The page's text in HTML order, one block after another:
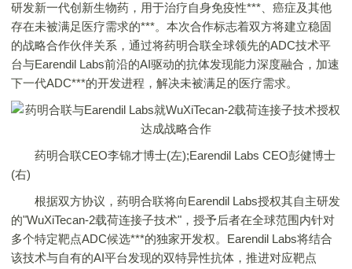
研发新一代创新生物药，用于治疗自身免疫性***、癌症及其他
存在未被满足医疗需求的***。本次合作标志着双方将建立稳固
的战略合作伙伴关系，通过将药明合联全球领先的ADC技术平
台与Earendil Labs前沿的AI驱动的抗体发现能力深度融合，加速
下一代ADC***的开发进程，解决未被满足的医疗需求。
药明合联CEO李锦才博士(左);Earendil Labs CEO彭健博士
(右)
根据双方协议，药明合联将向Earendil Labs授权其自主研发
的"WuXiTecan-2载荷连接子技术"，授予后者在全球范围内针对
多个特定靶点ADC候选***的独家开发权。Earendil Labs将结合
该技术与自有的AI平台发现的双特异性抗体，推进对应靶点